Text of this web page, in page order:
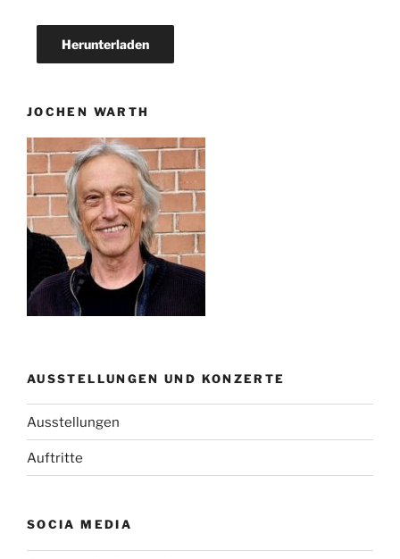
Herunterladen
JOCHEN WARTH
AUSSTELLUNGEN UND KONZERTE
Ausstellungen
Auftritte
SOCIA MEDIA